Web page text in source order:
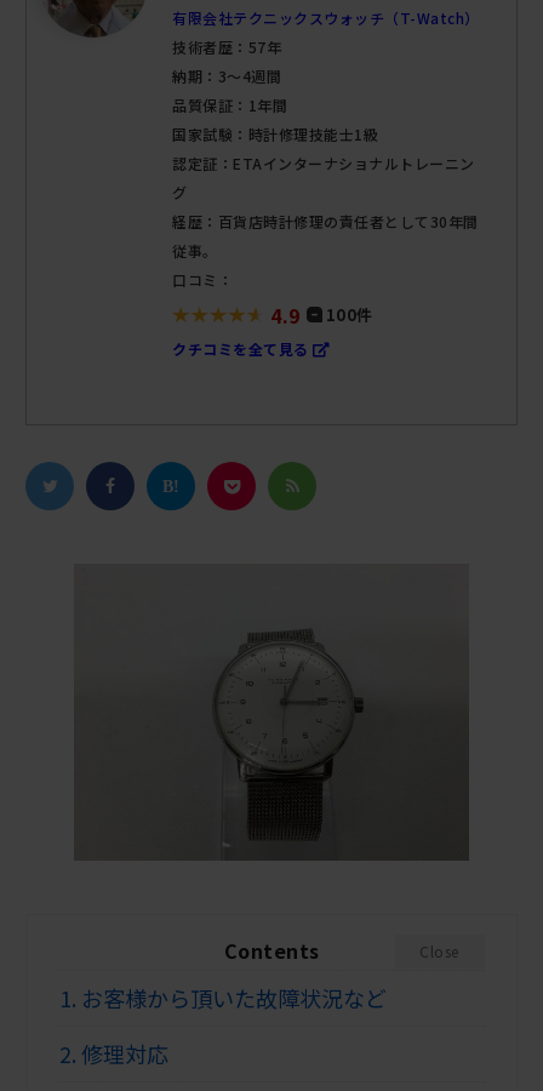
有限会社テクニックスウォッチ（T-Watch）
技術者歴：57年
納期：3～4週間
品質保証：1年間
国家試験：時計修理技能士1級
認定証：ETAインターナショナルトレーニン
グ
経歴：百貨店時計修理の責任者として30年間
従事。
口コミ：
4.9 100件
クチコミを全て見る
Contents Close
1. お客様から頂いた故障状況など
2.修理対応